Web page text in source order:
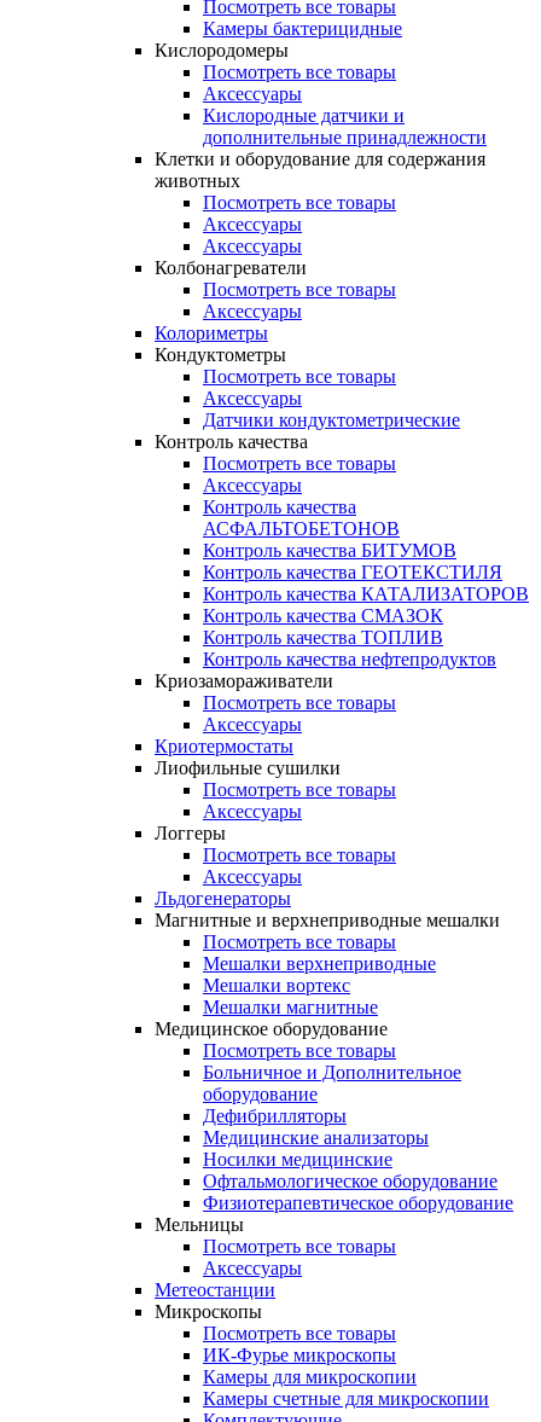
Посмотреть все товары
Камеры бактерицидные
Кислородомеры
Посмотреть все товары
Аксессуары
Кислородные датчики и
дополнительные принадлежности
Клетки и оборудование для содержания
животных
Посмотреть все товары
Аксессуары
Аксессуары
Колбонагреватели
Посмотреть все товары
Аксессуары
Колориметры
Кондуктометры
Посмотреть все товары
Аксессуары
Датчики кондуктометрические
Контроль качества
Посмотреть все товары
Аксессуары
Контроль качества
АСФАЛЬТОБЕТОНОВ
Контроль качества БИТУМОВ
Контроль качества ГЕОТЕКСТИЛЯ
Контроль качества КАТАЛИЗАТОРОВ
Контроль качества СМАЗОК
Контроль качества ТОПЛИВ
Контроль качества нефтепродуктов
Криозамораживатели
Посмотреть все товары
Аксессуары
Криотермостаты
Лиофильные сушилки
Посмотреть все товары
Аксессуары
Логгеры
Посмотреть все товары
Аксессуары
Льдогенераторы
Магнитные и верхнеприводные мешалки
Посмотреть все товары
Мешалки верхнеприводные
Мешалки вортекс
Мешалки магнитные
Медицинское оборудование
Посмотреть все товары
Больничное и Дополнительное
оборудование
Дефибрилляторы
Медицинские анализаторы
Носилки медицинские
Офтальмологическое оборудование
Физиотерапевтическое оборудование
Мельницы
Посмотреть все товары
Аксессуары
Метеостанции
Микроскопы
Посмотреть все товары
ИК-Фурье микроскопы
Камеры для микроскопии
Камеры счетные для микроскопии